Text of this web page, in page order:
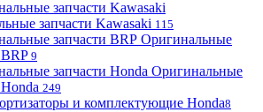
запчасти Kawasaki 115
Оригинальные
9
Оригинальные
249
и комплектующие Honda8